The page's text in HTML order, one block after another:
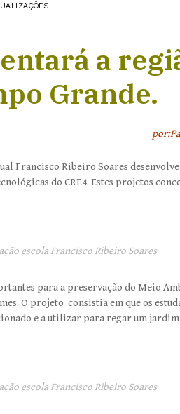
a
Grande.
Francisco Ribeiro Soares
do CRE4. Estes projetos
escola Francisco Ribeiro Soares
para a preservação do Meio
O projeto consistia em que os
e a utilizar para regar um
escola Francisco Ribeiro Soares